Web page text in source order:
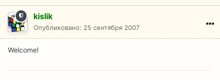
kislik
Опубликовано: 25 сентября 2007
Welcome!